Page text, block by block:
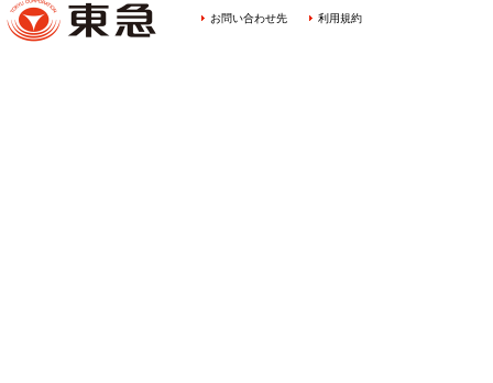
お問い合わせ先 利用規約